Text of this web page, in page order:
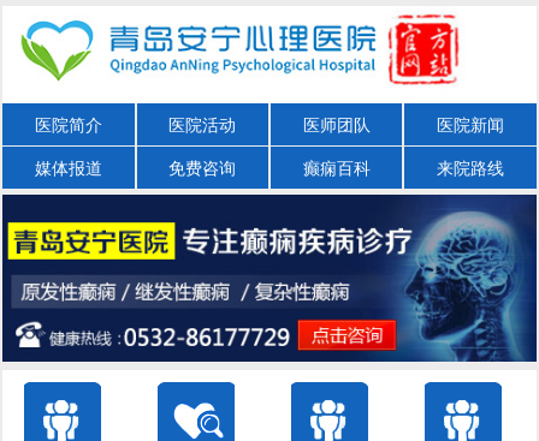
医院简介 医院活动 医师团队 医院新闻
媒体报道 免费咨询 癫痫百科 来院路线